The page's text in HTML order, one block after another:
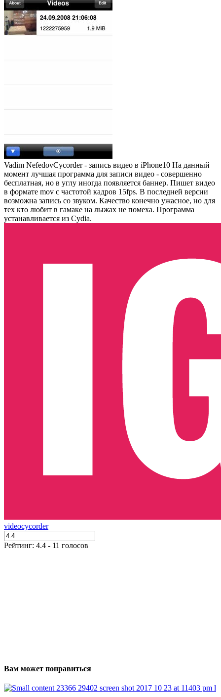
Vadim NefedovCycorder - запись видео в iPhone10 На данный
момент лучшая программа для записи видео - совершенно
бесплатная, но в углу иногда появляется баннер. Пишет видео
в формате mov с частотой кадров 15fps. В последней версии
возможна запись со звуком. Качество конечно ужасное, но для
тех кто любит в гамаке на лыжах не помеха. Программа
устанавливается из Cydia.
videocycorder
Рейтинг: 4.4 - 11 голосов
Вам может понравиться